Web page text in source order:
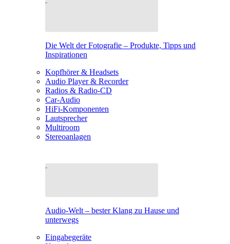
Die Welt der Fotografie – Produkte, Tipps und
Inspirationen
Kopfhörer & Headsets
Audio Player & Recorder
Radios & Radio-CD
Car-Audio
HiFi-Komponenten
Lautsprecher
Multiroom
Stereoanlagen
Audio-Welt – bester Klang zu Hause und
unterwegs
Eingabegeräte